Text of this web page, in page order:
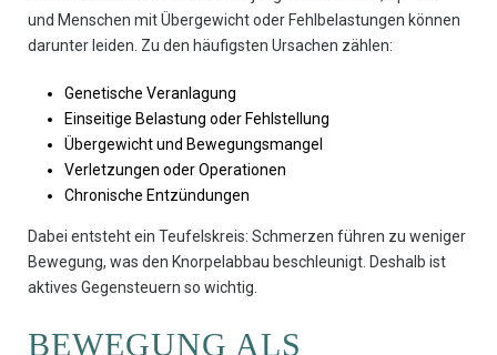
und Menschen mit Übergewicht oder Fehlbelastungen können
darunter leiden. Zu den häufigsten Ursachen zählen:
Genetische Veranlagung
Einseitige Belastung oder Fehlstellung
Übergewicht und Bewegungsmangel
Verletzungen oder Operationen
Chronische Entzündungen
Dabei entsteht ein Teufelskreis: Schmerzen führen zu weniger
Bewegung, was den Knorpelabbau beschleunigt. Deshalb ist
aktives Gegensteuern so wichtig.
BEWEGUNG ALS